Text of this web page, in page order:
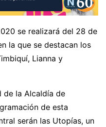
se realizará del 28 de
la que se destacan los
Lianna y
de la Alcaldía de
de esta
serán las Utopías, un